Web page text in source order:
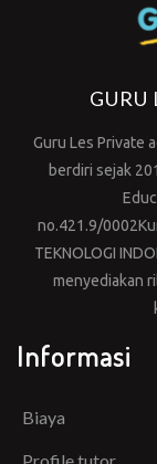
GURU
Guru Les Private
berdiri sejak
no.421.9/
TEKNOLOGI
menyediakan
Informasi
Biaya